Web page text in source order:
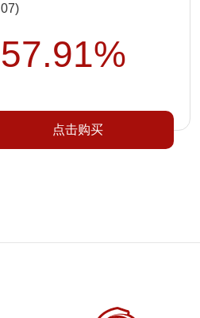
07)
57.91%
点击购买